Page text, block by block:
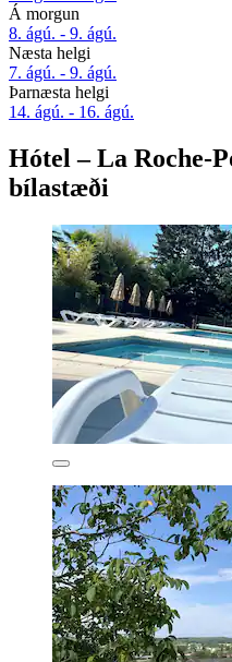
Á morgun
8. ágú. - 9. ágú.
Næsta helgi
7. ágú. - 9. ágú.
Þarnæsta helgi
14. ágú. - 16. ágú.
Hótel – La Roche-
bílastæði